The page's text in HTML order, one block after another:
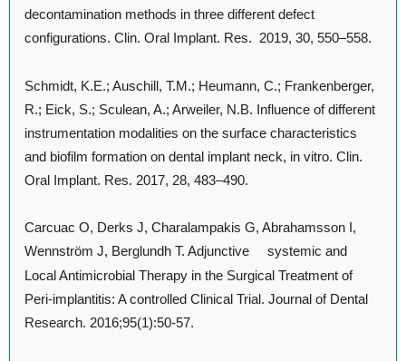
decontamination methods in three different defect
configurations. Clin. Oral Implant. Res. 2019, 30, 550–558.
Schmidt, K.E.; Auschill, T.M.; Heumann, C.; Frankenberger,
R.; Eick, S.; Sculean, A.; Arweiler, N.B. Influence of different
instrumentation modalities on the surface characteristics
and biofilm formation on dental implant neck, in vitro. Clin.
Oral Implant. Res. 2017, 28, 483–490.
Carcuac O, Derks J, Charalampakis G, Abrahamsson I,
Wennström J, Berglundh T. Adjunctive
systemic and
Local Antimicrobial Therapy in the Surgical Treatment of
Peri-implantitis: A controlled Clinical Trial. Journal of Dental
Research. 2016;95(1):50-57.